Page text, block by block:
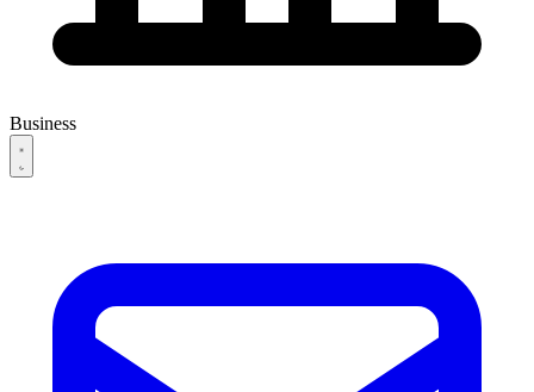
Business